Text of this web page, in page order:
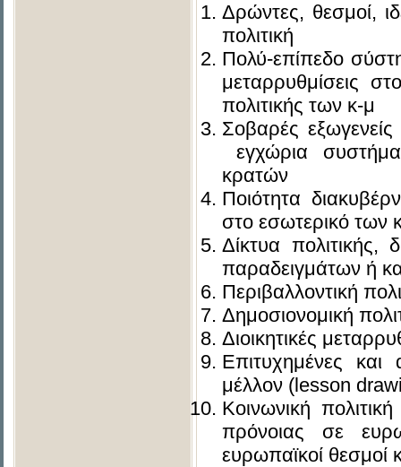
Δρώντες, θεσμοί,
πολιτική
Πολύ-επίπεδο
μεταρρυθμίσεις
πολιτικής των κ-μ
Σοβαρές
εγχώρια
κρατών
Ποιότητα
στο εσωτερικό των
Δίκτυα πολιτικής,
παραδειγμάτων ή
Περιβαλλοντική
Δημοσιονομική
Διοικητικές
Επιτυχημένες και
μέλλον (lesson
Κοινωνική
πρόνοιας σε
ευρωπαϊκοί θεσμοί